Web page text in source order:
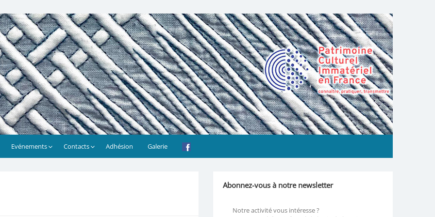
Evénements Contacts Adhésion Galerie
Abonnez-vous à notre newsletter
Notre activité vous intéresse ?